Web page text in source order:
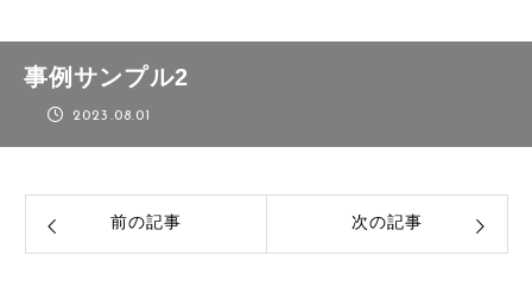
事例サンプル2
2023.08.01
前の記事 次の記事